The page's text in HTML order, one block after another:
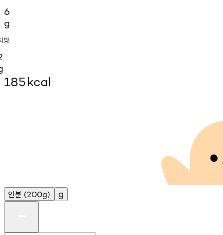
6
g
방
185kcal
인분 (200g) g